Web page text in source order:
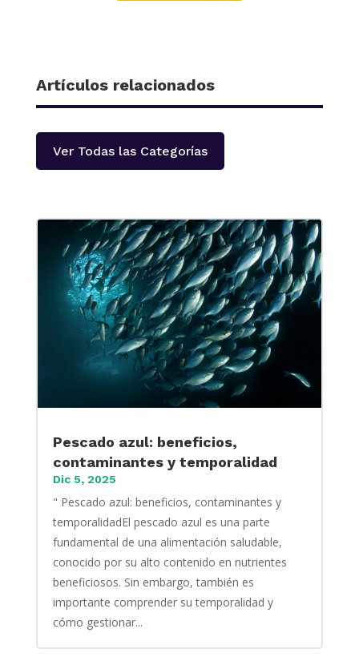
Artículos relacionados
Ver Todas las Categorías
Pescado azul: beneficios,
contaminantes y temporalidad
Dic 5, 2025
" Pescado azul: beneficios, contaminantes y
temporalidadEl pescado azul es una parte
fundamental de una alimentación saludable,
conocido por su alto contenido en nutrientes
beneficiosos. Sin embargo, también es
importante comprender su temporalidad y
cómo gestionar...